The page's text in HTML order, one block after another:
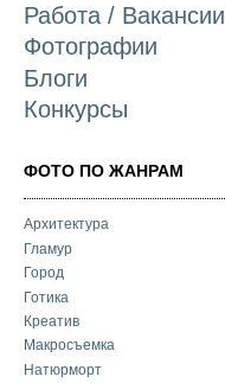
Работа / Вакансии
Фотографии
Блоги
Конкурсы
ФОТО ПО ЖАНРАМ
Архитектура
Гламур
Город
Готика
Креатив
Макросъемка
Натюрморт